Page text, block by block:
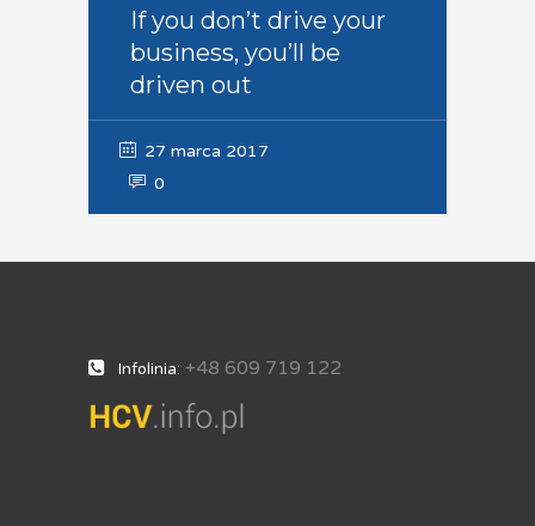
If you don’t drive your
business, you’ll be
driven out
27 marca 2017
0
Infolinia: +48 609 719 122